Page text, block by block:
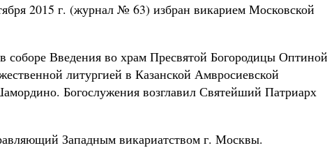
2015 г. (журнал № 63) избран викарием Московской
соборе Введения во храм Пресвятой Богородицы Оптиной
литургией в Казанской Амвросиевской
Богослужения возглавил Святейший Патриарх
Западным викариатством г. Москвы.